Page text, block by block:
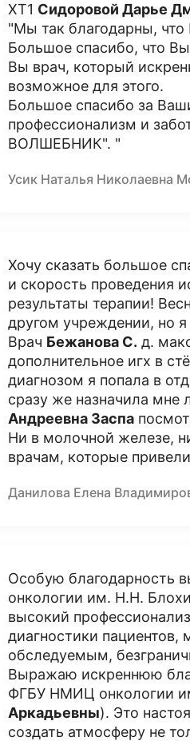
ХТ1 Сидоровой Дарье
"Мы так благодарны,
Большое спасибо, что
Вы врач, который
возможное для этого.
Большое спасибо за
профессионализм и
ВОЛШЕБНИК". "
Усик Наталья Николаевна
Хочу сказать большое
и скорость проведения
результаты терапии!
другом учреждении, но я
Врач БежановаС. д.
дополнительное игх в
диагнозом я попала в
сразу же назначила мне
Андреевна Заспа
Ни в молочной железе,
врачам, которые
Данилова Елена
Особую благодарность
онкологии им. Н.Н.
высокий
диагностики
обследуемым,
Выражаю искреннюю
ФГБУ НМИЦ онкологии
Аркадьевны). Это
создать атмосферу не